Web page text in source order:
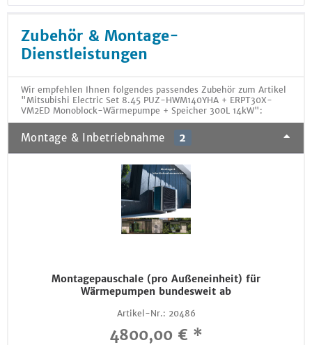
Zubehör & Montage-
Dienstleistungen
Wir empfehlen Ihnen folgendes passendes Zubehör zum Artikel
"Mitsubishi Electric Set 8.45 PUZ-HWM140YHA + ERPT30X-
VM2ED Monoblock-Wärmepumpe + Speicher 300L 14kW":
Montage & Inbetriebnahme 2
Montagepauschale (pro Außeneinheit) für
Wärmepumpen bundesweit ab
Artikel-Nr.: 20486
4800,00 € *